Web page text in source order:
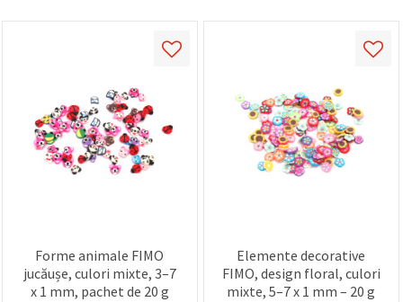
Forme animale FIMO
jucăușe, culori mixte, 3–7
x 1 mm, pachet de 20 g
Elemente decorative
FIMO, design floral, culori
mixte, 5–7 x 1 mm – 20 g